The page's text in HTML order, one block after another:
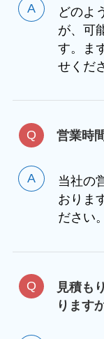
どのよ
が、可
す。ま
せくだ
営業時
当社の
おりま
ださい。
見積も
ります